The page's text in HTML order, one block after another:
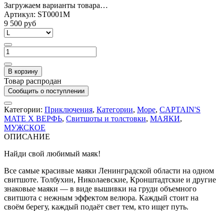
Загружаем варианты товара…
Артикул: ST0001M
9 500 руб
В корзину
Товар распродан
Сообщить о поступлении
Категории: Приключения, Категории, Море, CAPTAIN'S
MATE X ВЕРФЬ, Свитшоты и толстовки, МАЯКИ,
МУЖСКОЕ
ОПИСАНИЕ
Найди свой любимый маяк!
Все самые красивые маяки Ленинградской области на одном
свитшоте. Толбухин, Николаевские, Кронштадтские и другие
знаковые маяки — в виде вышивки на груди объемного
свитшота с нежным эффектом велюра. Каждый стоит на
своём берегу, каждый подаёт свет тем, кто ищет путь.